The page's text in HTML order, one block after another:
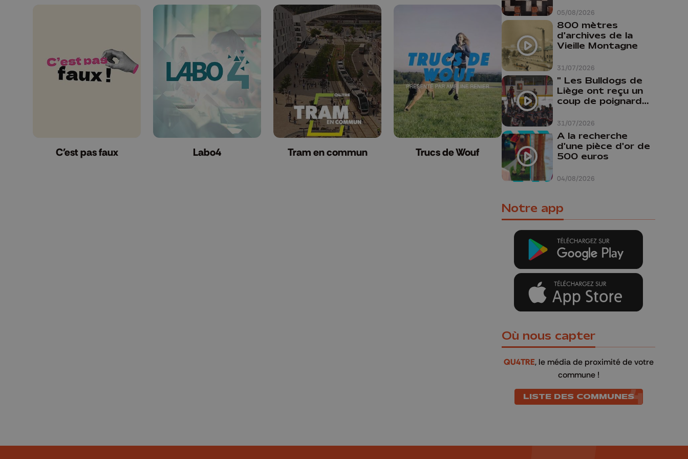
C'est pas faux Labo4 Tram en commun Trucs de Wouf
05/08/2026
Liège
31/07/2026
800 mètres
d'archives de la
Vieille Montagne
31/07/2026
" Les Bulldogs de
Liège ont reçu un
coup de poignard
04/08/2026
A la recherche
d'une pièce d'or de
500 euros
Notre app
Où nous capter
QU4TRE, le média de proximité de votre
commune !
LISTE DES COMMUNES